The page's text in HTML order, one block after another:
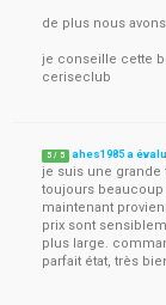
de plus nous
je conseille cette
ceriseclub
5 / 5 ahes1985 a
je suis une grande
toujours
maintenant
prix sont
plus large.
parfait état, très